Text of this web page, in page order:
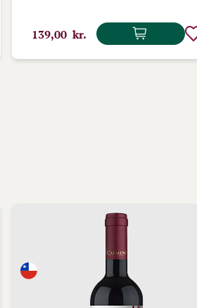
139,00 kr.